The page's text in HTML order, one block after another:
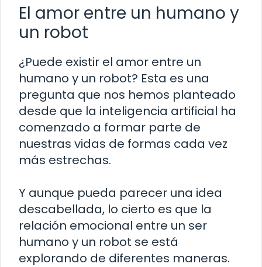
El amor entre un humano y
un robot
¿Puede existir el amor entre un
humano y un robot? Esta es una
pregunta que nos hemos planteado
desde que la inteligencia artificial ha
comenzado a formar parte de
nuestras vidas de formas cada vez
más estrechas.
Y aunque pueda parecer una idea
descabellada, lo cierto es que la
relación emocional entre un ser
humano y un robot se está
explorando de diferentes maneras.